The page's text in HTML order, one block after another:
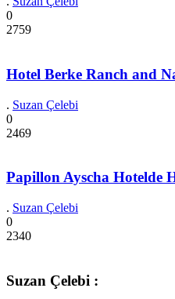
0
2759
Hotel Berke Ranch and
. Suzan Çelebi
0
2469
Papillon Ayscha Hotelde
. Suzan Çelebi
0
2340
Suzan Çelebi :